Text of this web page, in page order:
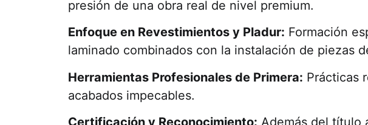
presión de una obra real de nivel premium.
Enfoque en Revestimientos y Pladur: Formación
laminado combinados con la instalación de piezas
Herramientas Profesionales de Primera: Prácticas
acabados impecables.
Certificación y Reconocimiento: Además del título